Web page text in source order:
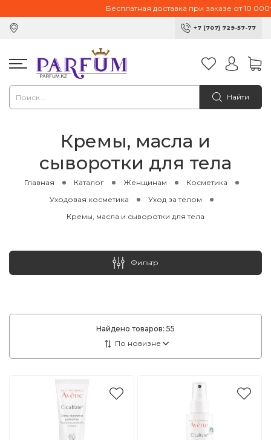
Бесплатная доставка при заказе от 10 000тг.
+7 (707) 729-57-77
Найти
Кремы, масла и
сыворотки для тела
Главная Каталог Женщинам
Косметика
Уходовая косметика
Уход за телом
Кремы, масла и сыворотки для тела
Найдено товаров: 55
Фильтр